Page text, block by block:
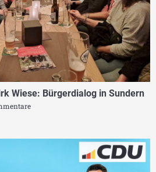
Wiese: Bürgerdialog in Sundern